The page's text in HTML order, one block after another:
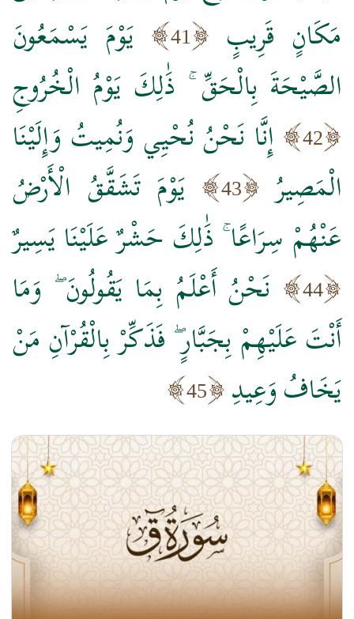
مَكَانٍ قَرِيبٍ
41
يَوْمَ يَسْمَعُونَ
الصَّيْحَةَ بِالْحَقِّ ۚ ذَٰلِكَ يَوْمُ الْخُرُوجِ
42
إِنَّا نَحْنُ نُحْيِي وَنُمِيتُ وَإِلَيْنَا
الْمَصِيرُ
43
يَوْمَ تَشَقَّقُ الْأَرْضُ
عَنْهُمْ سِرَاعًا ۚ ذَٰلِكَ حَشْرٌ عَلَيْنَا يَسِيرٌ
44
نَحْنُ أَعْلَمُ بِمَا يَقُولُونَ ۖ وَمَا
أَنْتَ عَلَيْهِمْ بِجَبَّارٍ ۖ فَذَكِّرْ بِالْقُرْآنِ مَنْ
يَخَافُ وَعِيدِ
45